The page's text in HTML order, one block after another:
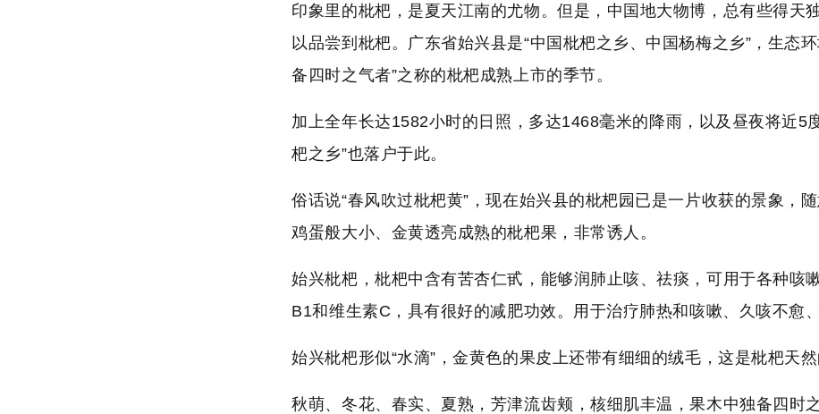
印象里的枇杷，是夏天江南的尤物。但是，中国地大物博，总有些得天
以品尝到枇杷。广东省始兴县是“中国枇杷之乡、中国杨梅之乡”，生态
备四时之气者”之称的枇杷成熟上市的季节。
加上全年长达1582小时的日照，多达1468毫米的降雨，以及昼夜将近5
杷之乡”也落户于此。
俗话说“春风吹过枇杷黄”，现在始兴县的枇杷园已是一片收获的景象，
鸡蛋般大小、金黄透亮成熟的枇杷果，非常诱人。
始兴枇杷，枇杷中含有苦杏仁甙，能够润肺止咳、祛痰，可用于各种咳
B1和维生素C，具有很好的减肥功效。用于治疗肺热和咳嗽、久咳不愈
始兴枇杷形似“水滴”，金黄色的果皮上还带有细细的绒毛，这是枇杷天
秋萌、冬花、春实、夏熟，芳津流齿颊，核细肌丰温，果木中独备四时